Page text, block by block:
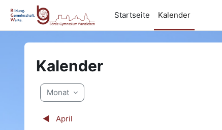
Zum Hauptinhalt
Startseite
Kalender
Kalender
Monat
◀︎ April